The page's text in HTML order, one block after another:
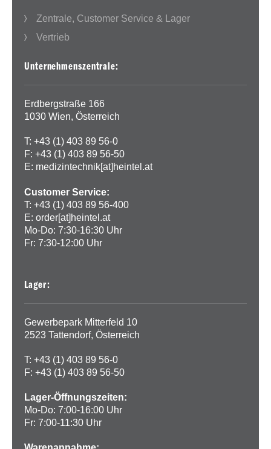
Zentrale, Customer Service & Lager
Vertrieb
Unternehmenszentrale:
Erdbergstraße 166
1030 Wien, Österreich
T: +43 (1) 403 89 56-0
F: +43 (1) 403 89 56-50
E: medizintechnik[at]heintel.at
Customer Service:
T: +43 (1) 403 89 56-400
E: order[at]heintel.at
Mo-Do: 7:30-16:30 Uhr
Fr: 7:30-12:00 Uhr
Lager:
Gewerbepark Mitterfeld 10
2523 Tattendorf, Österreich
T: +43 (1) 403 89 56-0
F: +43 (1) 403 89 56-50
Lager-Öffnungszeiten:
Mo-Do: 7:00-16:00 Uhr
Fr: 7:00-11:30 Uhr